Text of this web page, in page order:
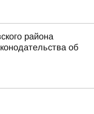
района
об